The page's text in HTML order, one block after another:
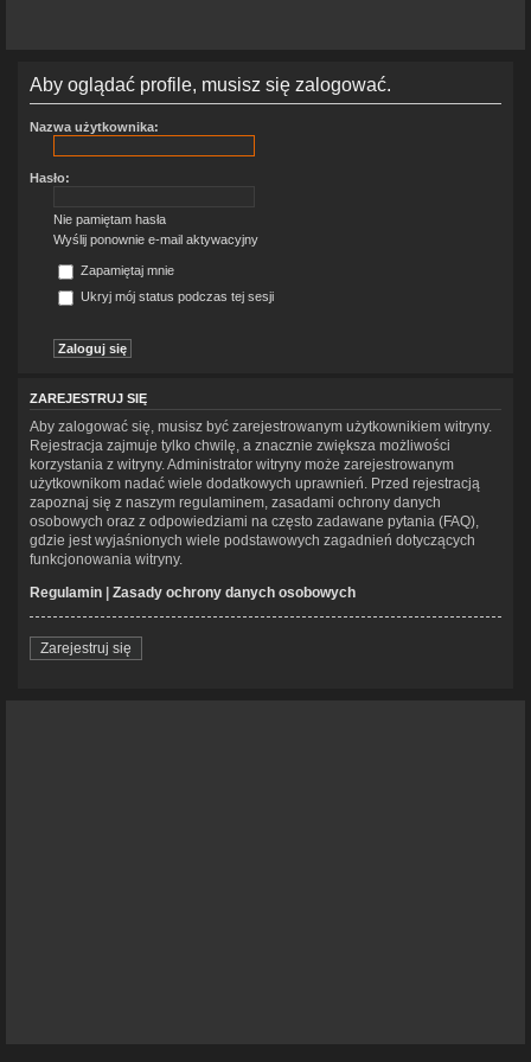
Aby oglądać profile, musisz się zalogować.
Nazwa użytkownika:
Hasło:
Nie pamiętam hasła
Wyślij ponownie e-mail aktywacyjny
Zapamiętaj mnie
Ukryj mój status podczas tej sesji
ZAREJESTRUJ SIĘ
Aby zalogować się, musisz być zarejestrowanym użytkownikiem witryny.
Rejestracja zajmuje tylko chwilę, a znacznie zwiększa możliwości
korzystania z witryny. Administrator witryny może zarejestrowanym
użytkownikom nadać wiele dodatkowych uprawnień. Przed rejestracją
zapoznaj się z naszym regulaminem, zasadami ochrony danych
osobowych oraz z odpowiedziami na często zadawane pytania (FAQ),
gdzie jest wyjaśnionych wiele podstawowych zagadnień dotyczących
funkcjonowania witryny.
Regulamin | Zasady ochrony danych osobowych
Zarejestruj się